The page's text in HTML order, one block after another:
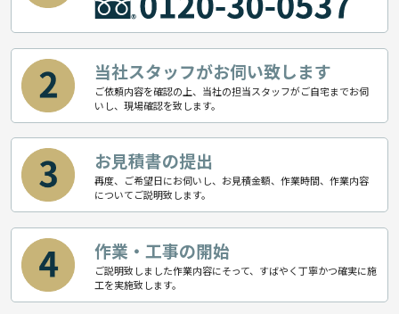
当社スタッフがお伺い致します
ご依頼内容を確認の上、当社の担当スタッフがご自宅までお伺
いし、現場確認を致します。
お見積書の提出
再度、ご希望日にお伺いし、お見積金額、作業時間、作業内容
についてご説明致します。
作業・工事の開始
ご説明致しました作業内容にそって、すばやく丁寧かつ確実に施
工を実施致します。